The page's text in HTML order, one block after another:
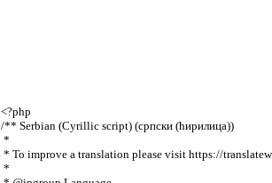
<?php
/** Serbian (Cyrillic script) (српски (ћирилица)‎)
*
* To improve a translation please visit https://
*